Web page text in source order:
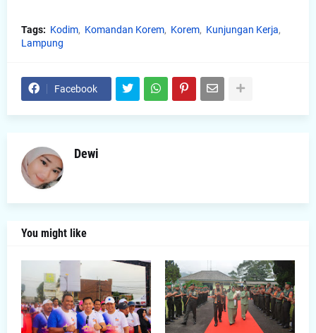
Tags: Kodim Komandan Korem Korem
Kunjungan Kerja
Lampung
Facebook
Dewi
You might like